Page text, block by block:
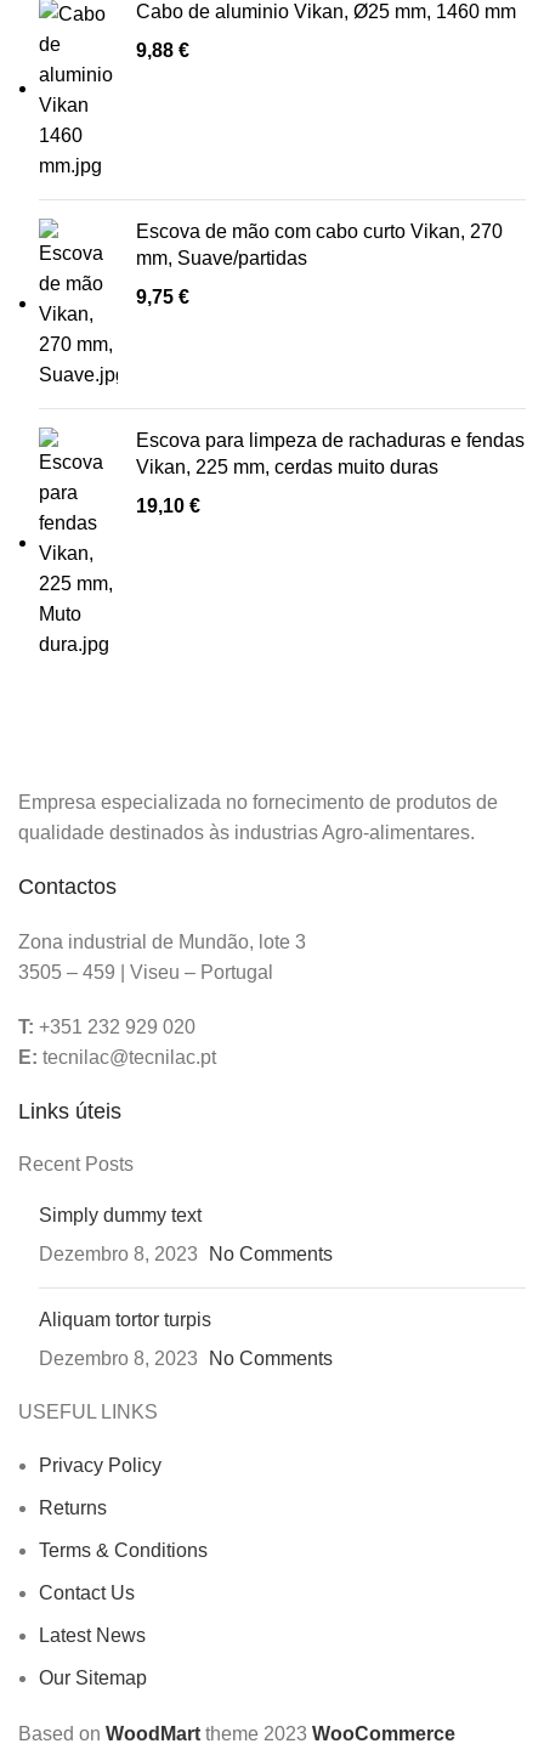
Cabo de aluminio Vikan, Ø25 mm, 1460 mm
9,88 €
Escova de mão com cabo curto Vikan, 270
mm, Suave/partidas
9,75 €
Escova para limpeza de rachaduras e fendas
Vikan, 225 mm, cerdas muito duras
19,10 €
Empresa especializada no fornecimento de produtos de
qualidade destinados às industrias Agro-alimentares.
Contactos
Zona industrial de Mundão, lote 3
3505 – 459 | Viseu – Portugal
T: +351 232 929 020
E: tecnilac@tecnilac.pt
Links úteis
Recent Posts
Simply dummy text
Dezembro 8, 2023
No Comments
Aliquam tortor turpis
Dezembro 8, 2023
No Comments
USEFUL LINKS
Privacy Policy
Returns
Terms & Conditions
Contact Us
Latest News
Our Sitemap
Based on WoodMart theme 2023 WooCommerce